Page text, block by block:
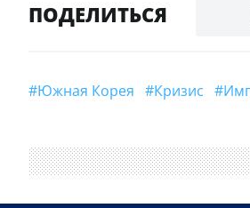
ПОДЕЛИТЬСЯ
#Южная Корея #кризис